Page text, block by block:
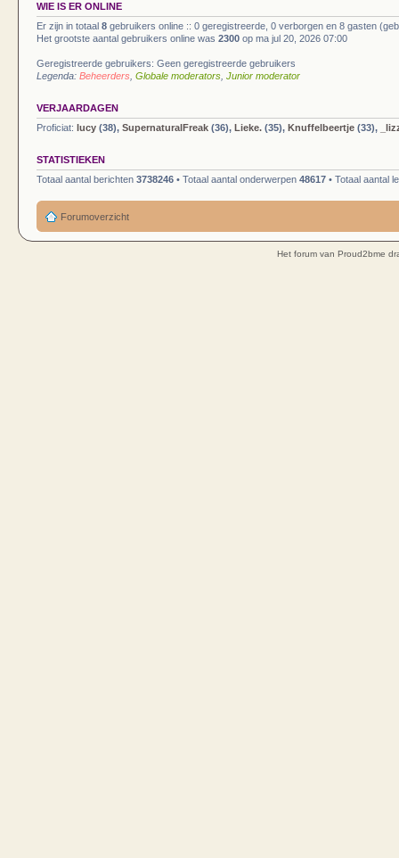
WIE IS ER ONLINE
Er zijn in totaal 8 gebruikers online :: 0 geregistreerde, 0 verborgen en 8 gasten
Het grootste aantal gebruikers online was 2300 op ma jul 20, 2026 07:00
Geregistreerde gebruikers: Geen geregistreerde gebruikers
Legenda: Beheerders Globale moderators Junior moderator
VERJAARDAGEN
Proficiat: lucy (38), SupernaturalFreak (36), Lieke. (35), Knuffelbeertje (33),
STATISTIEKEN
Totaal aantal berichten 3738246 • Totaal aantal onderwerpen 48617 • Totaal aantal
Forumoverzicht
Het forum van Proud2bme